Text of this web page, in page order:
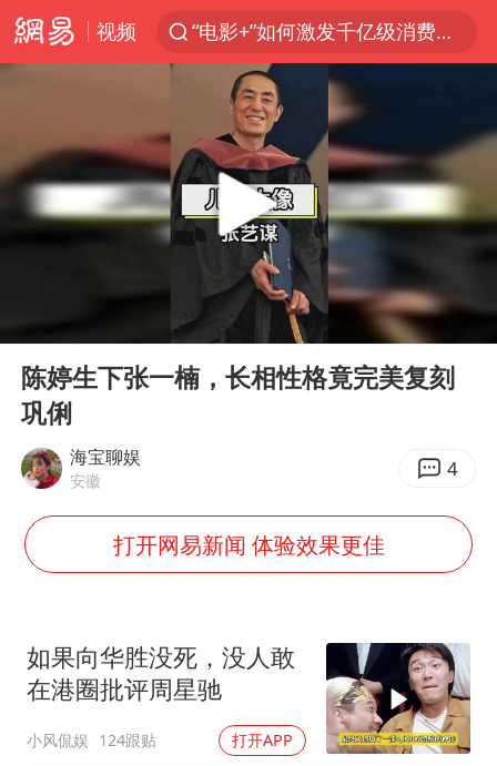
视频
“电影+”如何激发千亿级消费新活力？
中医教你一招提升气血
四川宜宾市高县4.9级地震致1人死亡
胜宏科技：股票交易异常波动
美股存储板块集体大跌
老中医：立秋后养心是关键
东航：国内客票提前14天免费退改
欧阳娜娜窦靖童好搭
夯实基础开新局
Play
00:38
陈婷生下张一楠，长相性格竟完美复刻
巩俐
海宝聊娱
安徽 4
打开网易新闻 体验效果更佳
如果向华胜没死，没人敢
在港圈批评周星驰
小风侃娱 124跟贴 打开APP